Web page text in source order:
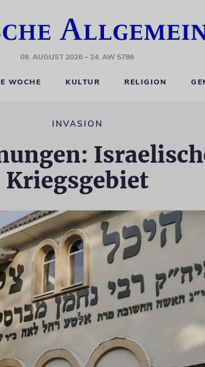
08. AUGUST 2026– 24. AW 5786
WOCHE KULTUR RELIGION
INVASION
Kriegsgebiet